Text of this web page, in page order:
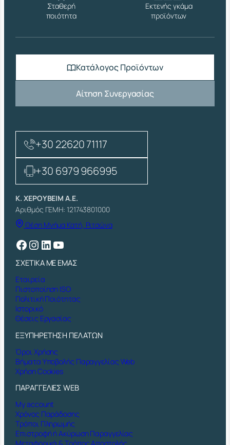
ό
α
Σταθερή
ποιότητα
Εκτενής γκάμα
προϊόντων
Κατάλογος Προϊόντων
Αίτηση Συνεργασίας
+30 22620 71117
+30 6979 966995
Κ. ΧΕΡΟΥΒΕΙΜ Α.Ε.
Αριθμός ΓΕΜΗ: 121743801000
Θέση Μνήμα Κατή, Ριτσώνα
Facebook Instagram Linkedin YouTube
ΣΧΕΤΙΚΑ ΜΕ ΕΜΑΣ
Εταιρεία
Πιστοποίηση ISO
Πολιτική Ποιότητας
Ιστορικό
Θέσεις Εργασίας
ΕΞΥΠΗΡΕΤΗΣΗ ΠΕΛΑΤΩΝ
Όροι Χρήσης
Βήματα Υποβολής Παραγγελίας Web
Χρήση Cookies
ΠΑΡΑΓΓΕΛΙΕΣ WEB
My account
Χρόνος Παράδοσης
Τρόποι Πληρωμής
Επιστροφή ή Ακύρωση Παραγγελίας